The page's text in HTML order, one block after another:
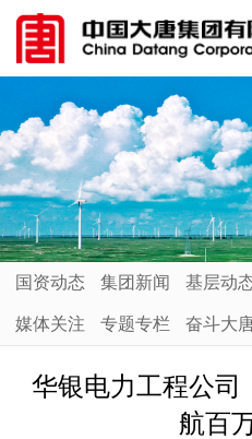
国资动态 集团新闻 基层动
媒体关注 专题专栏 奋斗大
华银电力工程公司
航百